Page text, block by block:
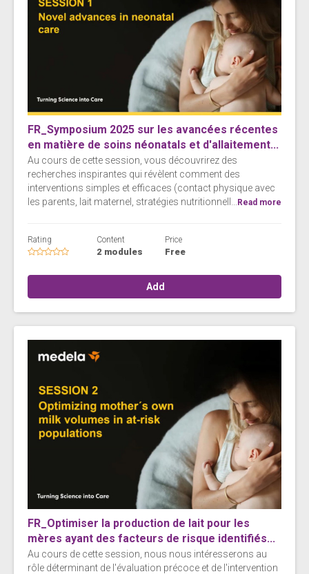
FR_Symposium 2025 sur les avancées récentes
en matière de soins néonatals et d'allaitement...
Au cours de cette session, vous découvrirez des
recherches inspirantes qui révèlent comment des
interventions simples et efficaces (contact physique avec
les parents, lait maternel, stratégies nutritionnell...
Read more
Rating Content
2 modules
Price
Free
Add
FR_Optimiser la production de lait pour les
mères ayant des facteurs de risque identifiés...
Au cours de cette session, nous nous intéresserons au
rôle déterminant de l'évaluation précoce et de l'intervention